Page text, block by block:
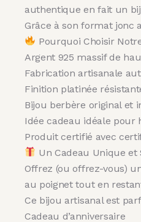
authentique en fait un
Grâce à son format jonc
Pourquoi Choisir
Argent 925 massif de
Fabrication artisanale
Finition platinée
Bijou berbère original et
Idée cadeau idéale pour
Produit certifié avec
Un Cadeau Unique
Offrez (ou offrez-vous)
au poignet tout en
Ce bijou artisanal est
Cadeau d’anniversaire